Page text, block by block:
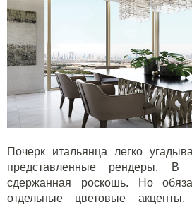
Почерк итальянца легко
представленные рендеры. В
сдержанная роскошь. Но
отдельные цветовые